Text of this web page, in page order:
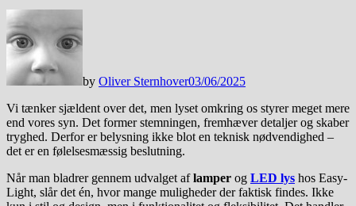
by Oliver Sternhover03/06/2025
Vi tænker sjældent over det, men lyset omkring os styrer meget mere
end vores syn. Det former stemningen, fremhæver detaljer og skaber
tryghed. Derfor er belysning ikke blot en teknisk nødvendighed –
det er en følelsesmæssig beslutning.
Når man bladrer gennem udvalget aflamper og LED lys hos Easy-
Light, slår det én, hvor mange muligheder der faktisk findes. Ikke